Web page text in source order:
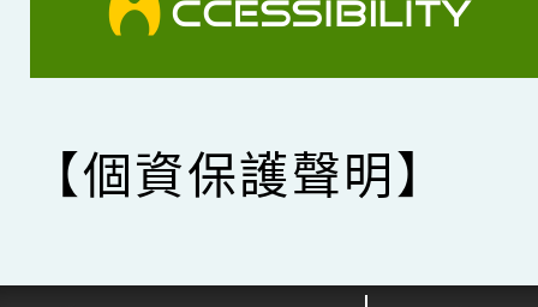
【個資保護聲明】